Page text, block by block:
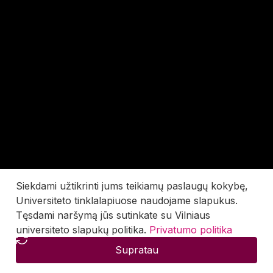
Siekdami užtikrinti jums teikiamų paslaugų kokybę,
Universiteto tinklalapiuose naudojame slapukus.
Tęsdami naršymą jūs sutinkate su Vilniaus
universiteto slapukų politika. Privatumo politika
Supratau